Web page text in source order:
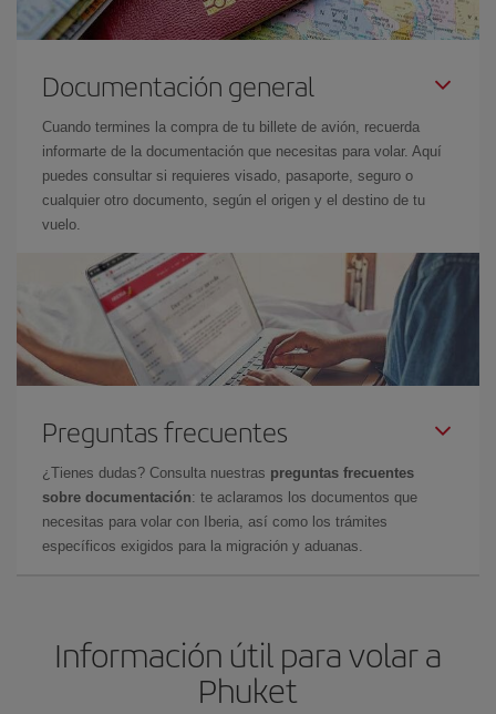
Documentación general
Cuando termines la compra de tu billete de avión, recuerda
informarte de la documentación que necesitas para volar. Aquí
puedes consultar si requieres visado, pasaporte, seguro o
cualquier otro documento, según el origen y el destino de tu
vuelo.
Preguntas frecuentes
¿Tienes dudas? Consulta nuestras preguntas frecuentes
sobre documentación: te aclaramos los documentos que
necesitas para volar con Iberia, así como los trámites
específicos exigidos para la migración y aduanas.
Información útil para volar a
Phuket